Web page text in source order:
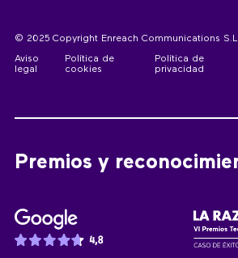
© 2025 Copyright Enreach Communications S.L
Aviso
legal
Política de
cookies
Política de
privacidad
Premios y